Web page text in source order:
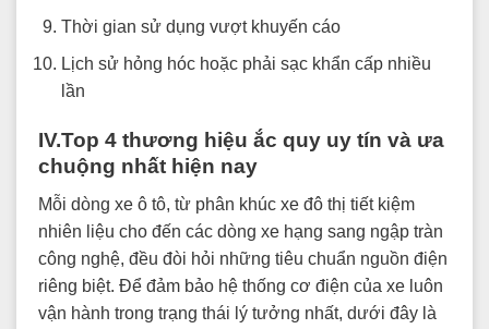
Thời gian sử dụng vượt khuyến cáo
Lịch sử hỏng hóc hoặc phải sạc khẩn cấp nhiều
lần
IV.Top 4 thương hiệu ắc quy uy tín và ưa
chuộng nhất hiện nay
Mỗi dòng xe ô tô, từ phân khúc xe đô thị tiết kiệm
nhiên liệu cho đến các dòng xe hạng sang ngập tràn
công nghệ, đều đòi hỏi những tiêu chuẩn nguồn điện
riêng biệt. Để đảm bảo hệ thống cơ điện của xe luôn
vận hành trong trạng thái lý tưởng nhất, dưới đây là